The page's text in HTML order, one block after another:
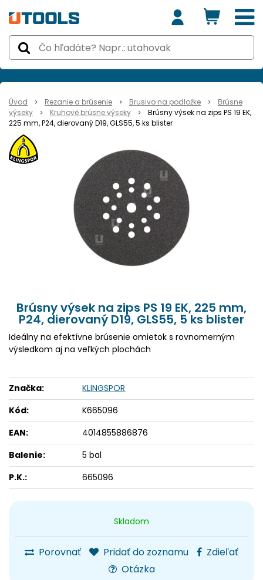
Úvod Rezanie a brúsenie Brusivo na podložke
Brúsne
výseky
Kruhové brúsne výseky
Brúsny výsek na zips PS 19 EK,
225 mm, P24, dierovaný D19, GLS55, 5 ks blister
Skladom
Porovnať Pridať do zoznamu
Zdieľať
Otázka
Brúsny výsek na zips PS 19 EK, 225 mm,
P24, dierovaný D19, GLS55, 5 ks blister
Ideálny na efektívne brúsenie omietok s rovnomerným
výsledkom aj na veľkých plochách
Značka:
KLINGSPOR
Kód:
K665096
EAN:
4014855886876
Balenie:
5 bal
P.K.:
665096